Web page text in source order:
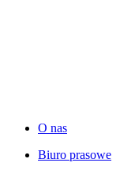
O nas
Biuro prasowe